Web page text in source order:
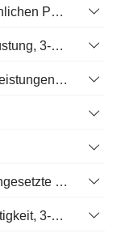
Verwässertes EPS vor außergewöhnlichen Posten, 3-Jahres-CAGR %
Nettoimmobilien, Anlagen und Ausrüstung, 3-Jahres-CAGR %
Forderungen aus Lieferungen und Leistungen, 3-Jahres-CAGR %
Materieller Buchwert, 3 J. zusammengesetzte jährliche Wachstumsrate %
Cashflow aus laufender Geschäftstätigkeit, 3-Jahres-CAGR %